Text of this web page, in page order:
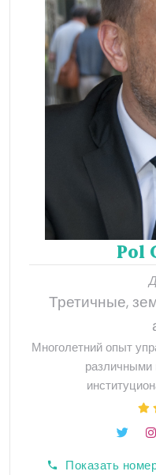
Pol
Третичные,
Многолетний опыт
различными
Показать